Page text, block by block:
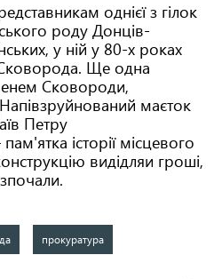
однієї з гілок
роду Донців-
у ній у 80-х роках
Ще одна
Сковороди,
маєток
Петру
історії місцевого
видідляи гроші,
прокуратура